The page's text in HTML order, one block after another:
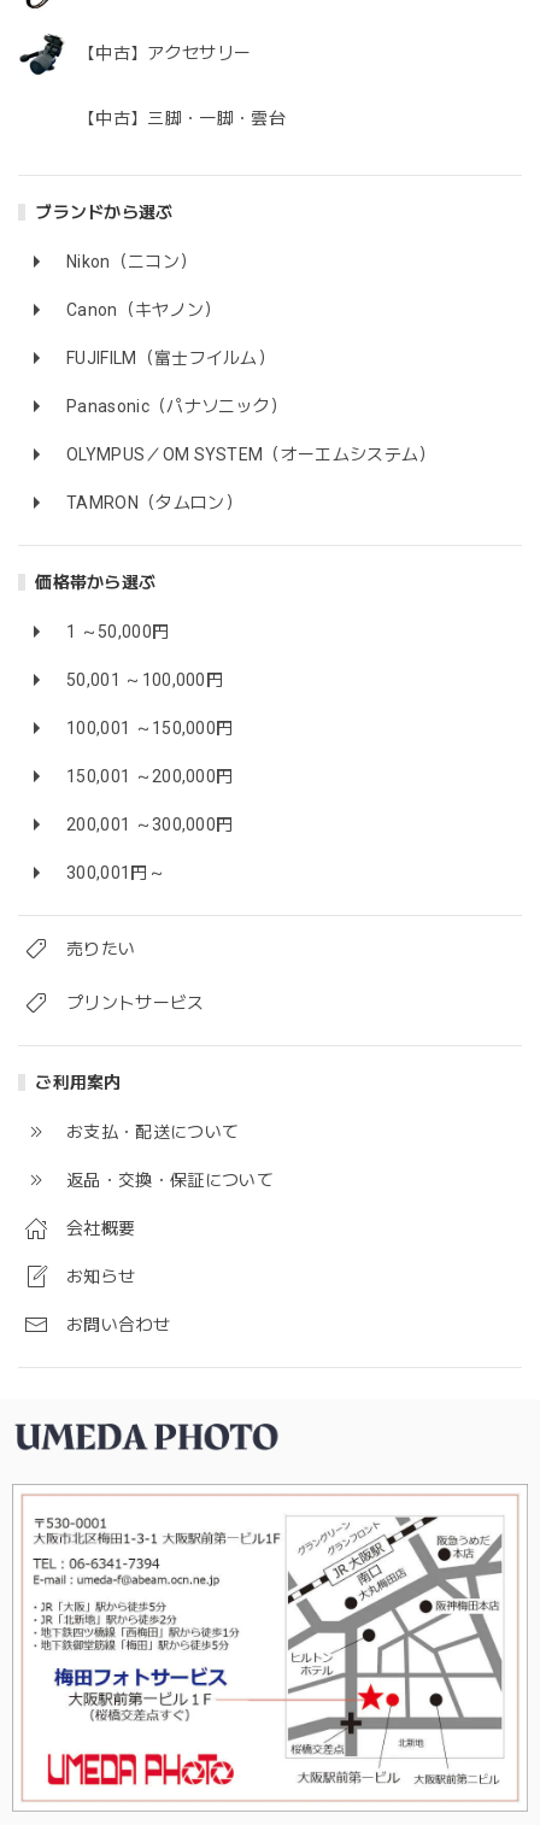
【中古】アクセサリー
【中古】三脚・一脚・雲台
ブランドから選ぶ
Nikon（ニコン）
Canon（キヤノン）
FUJIFILM（富士フイルム）
Panasonic（パナソニック）
OLYMPUS／OM SYSTEM（オーエムシステム）
TAMRON（タムロン）
価格帯から選ぶ
1 ～50,000円
50,001 ～100,000円
100,001 ～150,000円
150,001 ～200,000円
200,001 ～300,000円
300,001円～
売りたい
プリントサービス
ご利用案内
お支払・配送について
返品・交換・保証について
会社概要
お知らせ
お問い合わせ